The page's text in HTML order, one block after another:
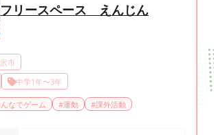
フリースペース えんじん
市
中学1年〜3年
なでゲーム #運動 #課外活動